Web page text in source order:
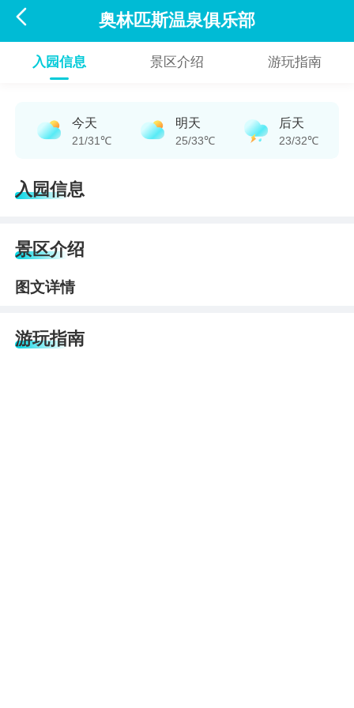
 奥林匹斯温泉俱乐部
入园信息 景区介绍 游玩指南
今天
21/31℃
明天
25/33℃
后天
23/32℃
入园信息
景区介绍
图文详情
游玩指南